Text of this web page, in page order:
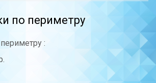
по периметру
: